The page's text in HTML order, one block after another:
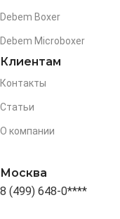
Debem Boxer
Debem Microboxer
Клиентам
Контакты
Статьи
О компании
Москва
8 (499) 648-0****